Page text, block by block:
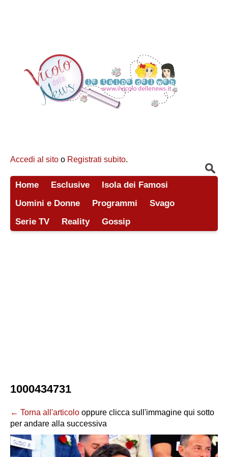
Accedi al sito o Registrati subito.
Home Esclusive
Isola dei Famosi
Uomini e Donne
Programmi
Svago
Serie TV
Reality Gossip
1000434731
← Torna all'articolo oppure clicca sull'immagine qui sotto
per andare alla successiva